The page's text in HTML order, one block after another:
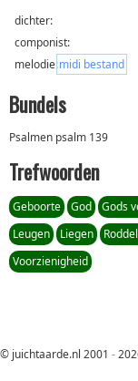
dichter:
componist:
melodie:midi bestand
Bundels
Psalmen psalm 139
Trefwoorden
Geboorte God Gods
Leugen
Liegen
Voorzienigheid
© juichtaarde.nl 2001 -